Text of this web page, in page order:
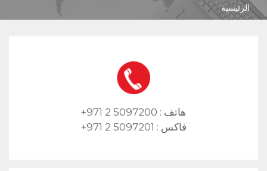
الرئيسية
هاتف : +971 2 5097200
فاكس : +971 2 5097201